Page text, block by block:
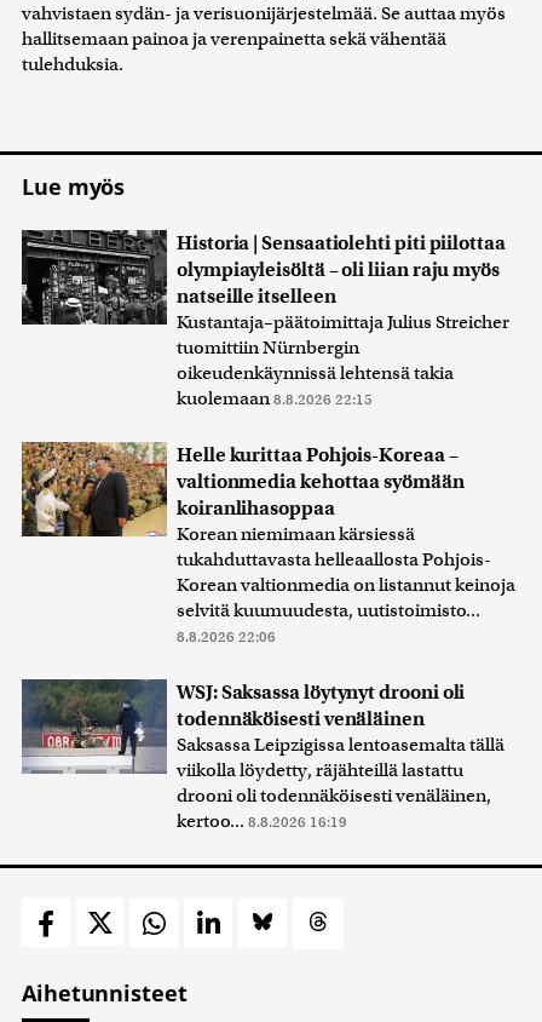
vahvistaen sydän- ja verisuonijärjestelmää. Se auttaa myös
hallitsemaan painoa ja verenpainetta sekä vähentää
tulehduksia.
Lue myös
Historia | Sensaatiolehti piti piilottaa
olympiayleisöltä – oli liian raju myös
natseille itselleen
Kustantaja–päätoimittaja Julius Streicher
tuomittiin Nürnbergin
oikeudenkäynnissä lehtensä takia
kuolemaan 8.8.2026 22:15
Helle kurittaa Pohjois-Koreaa –
valtionmedia kehottaa syömään
koiranlihasoppaa
Korean niemimaan kärsiessä
tukahduttavasta helleaallosta Pohjois-
Korean valtionmedia on listannut keinoja
selvitä kuumuudesta, uutistoimisto...
8.8.2026 22:06
WSJ: Saksassa löytynyt drooni oli
todennäköisesti venäläinen
Saksassa Leipzigissa lentoasemalta tällä
viikolla löydetty, räjähteillä lastattu
drooni oli todennäköisesti venäläinen,
kertoo... 8.8.2026 16:19
Aihetunnisteet